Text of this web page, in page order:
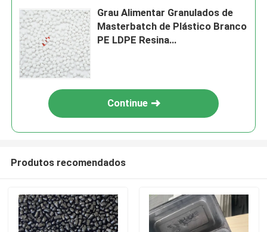
Grau Alimentar Granulados de
Masterbatch de Plástico Branco
PE LDPE Resina
Continue
Produtos recomendados